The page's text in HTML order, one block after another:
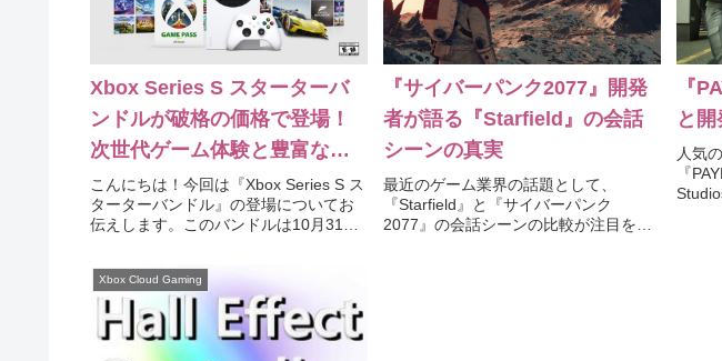
Xbox Series S スターターバ
ンドルが破格の価格で登場！
次世代ゲーム体験と豊富なゲ
ームライブラリが手に入るチ
ャンス！
こんにちは！今回は『Xbox Series S ス
ターターバンドル』の登場についてお
伝えします。このバンドルは10月31日
常に手軽な価格で手に入るチャンスが
到来しました。公...
『サイバーパンク2077』開発
者が語る『Starfield』の会話
シーンの真実
最近のゲーム業界の話題として、
『Starfield』と『サイバーパンク
2077』の会話シーンの比較が注目を集
『
と
人気
『
Xbox Cloud Gaming